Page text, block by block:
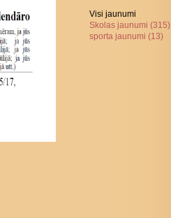
Visi jaunumi
Skolas jaunumi (315)
sporta jaunumi (13)